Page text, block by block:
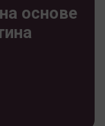
основе